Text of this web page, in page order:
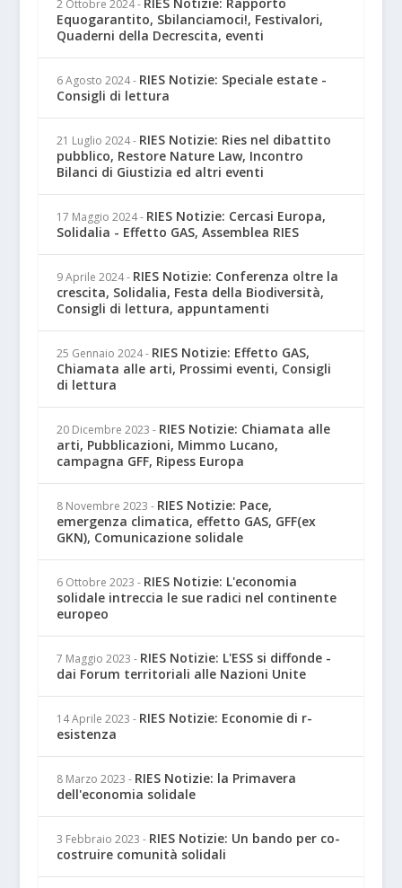
2 Ottobre 2024 -
Equogarantito, Sbilanciamoci!, Festivalori,
Quaderni della Decrescita, eventi
6 Agosto 2024 - RIES Notizie: Speciale estate -
Consigli di lettura
21 Luglio 2024 - RIES Notizie: Ries nel dibattito
pubblico, Restore Nature Law, Incontro
Bilanci di Giustizia ed altri eventi
17 Maggio 2024 - RIES Notizie: Cercasi Europa,
Solidalia - Effetto GAS, Assemblea RIES
9 Aprile 2024 - RIES Notizie: Conferenza oltre la
crescita, Solidalia, Festa della Biodiversità,
Consigli di lettura, appuntamenti
25 Gennaio 2024 - RIES Notizie: Effetto GAS,
Chiamata alle arti, Prossimi eventi, Consigli
di lettura
20 Dicembre 2023 - RIES Notizie: Chiamata alle
arti, Pubblicazioni, Mimmo Lucano,
campagna GFF, Ripess Europa
8 Novembre 2023 - RIES Notizie: Pace,
emergenza climatica, effetto GAS, GFF(ex
GKN), Comunicazione solidale
6 Ottobre 2023 - RIES Notizie: L'economia
solidale intreccia le sue radici nel continente
europeo
7 Maggio 2023 - RIES Notizie: L'ESS si diffonde -
dai Forum territoriali alle Nazioni Unite
14 Aprile 2023 - RIES Notizie: Economie di r-
esistenza
8 Marzo 2023 - RIES Notizie: la Primavera
dell'economia solidale
3 Febbraio 2023 - RIES Notizie: Un bando per co-
costruire comunità solidali